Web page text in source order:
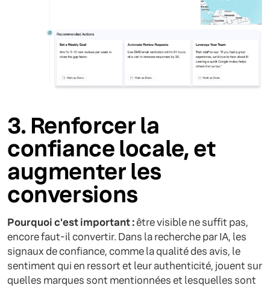
3. Renforcer la
confiance locale, et
augmenter les
conversions
Pourquoi c'est important :être visible ne suffit pas,
encore faut-il convertir. Dans la recherche par IA, les
signaux de confiance, comme la qualité des avis, le
sentiment qui en ressort et leur authenticité, jouent sur
quelles marques sont mentionnées et lesquelles sont